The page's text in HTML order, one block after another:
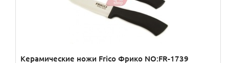
Керамические ножи Frico Фрико NO:FR-1739